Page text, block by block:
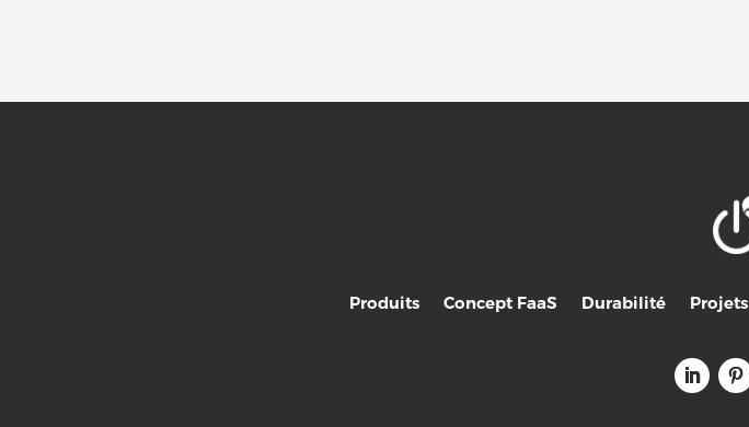
Produits Concept FaaS Durabilité Projets